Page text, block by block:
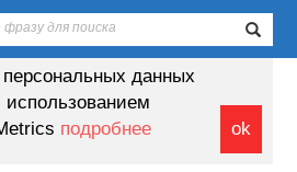
ok
настоящим
своё согласие на
данных
подробнее